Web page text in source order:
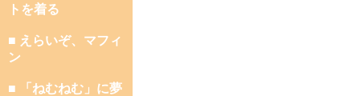
トを着る
■ えらいぞ、マフィ
ン
■ 「ねむねむ」に夢